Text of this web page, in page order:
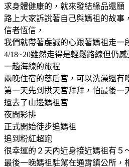
求身體健康的，就來發結緣品還願
路上大家訴說著自己與媽祖的故事
信者恆信，
我們就帶著虔誠的心跟著媽祖走一
4/18~20雖然走得是輕鬆路線但仍感
一趟海線的旅程
兩晚住宿的慈后宮，可以洗澡還有
第一天先到拱天宮拜拜，怕最後一
還去了山邊媽祖宮
夜間彩排
正式開始徒步追媽祖
追到粉紅超跑
很幸運的２天內近身接近媽祖有５
最後一晚媽祖駐駕在通霄鎮公所，